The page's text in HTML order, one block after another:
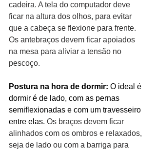
cadeira. A tela do computador deve
ficar na altura dos olhos, para evitar
que a cabeça se flexione para frente.
Os antebraços devem ficar apoiados
na mesa para aliviar a tensão no
pescoço.
Postura na hora de dormir: O ideal é
dormir é de lado, com as pernas
semiflexionadas e com um travesseiro
entre elas. Os braços devem ficar
alinhados com os ombros e relaxados,
seja de lado ou com a barriga para